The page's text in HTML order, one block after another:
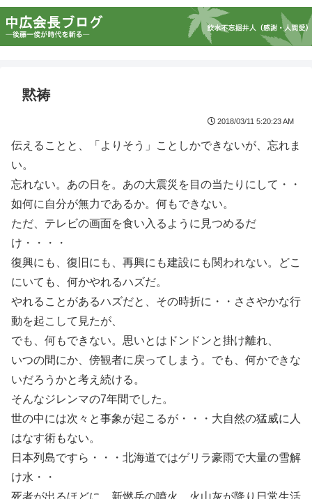
黙祷
2018/03/11 5:20:23 AM
伝えることと、「よりそう」ことしかできないが、忘れま
い。
忘れない。あの日を。あの大震災を目の当たりにして・・
如何に自分が無力であるか。何もできない。
ただ、テレビの画面を食い入るように見つめるだ
け・・・・
復興にも、復旧にも、再興にも建設にも関われない。どこ
にいても、何かやれるハズだ。
やれることがあるハズだと、その時折に・・ささやかな行
動を起こして見たが、
でも、何もできない。思いとはドンドンと掛け離れ、
いつの間にか、傍観者に戻ってしまう。でも、何かできな
いだろうかと考え続ける。
そんなジレンマの7年間でした。
世の中には次々と事象が起こるが・・・大自然の猛威に人
はなす術もない。
日本列島ですら・・・北海道ではゲリラ豪雨で大量の雪解
け水・・
死者が出るほどに。新燃岳の噴火、火山灰が降り日常生活